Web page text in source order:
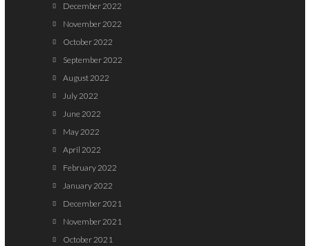
December 2022
November 2022
October 2022
September 2022
August 2022
July 2022
June 2022
May 2022
April 2022
February 2022
January 2022
December 2021
November 2021
October 2021